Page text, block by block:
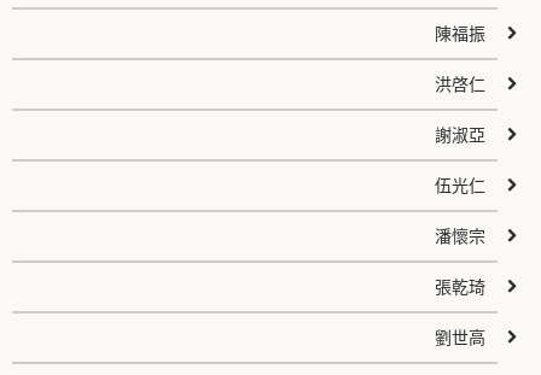
陳福振
洪啓仁
謝淑亞
伍光仁
潘懷宗
張乾琦
劉世高